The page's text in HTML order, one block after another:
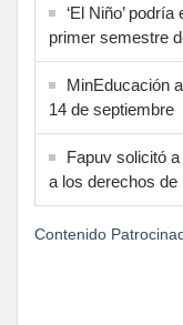
‘El Niño’
primer semestre
MinEducación
14 de septiembre
Fapuv solicitó
a los derechos de
Contenido